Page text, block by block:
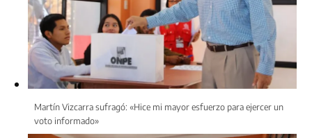
Martín Vizcarra sufragó: «Hice mi mayor esfuerzo para ejercer un
voto informado»